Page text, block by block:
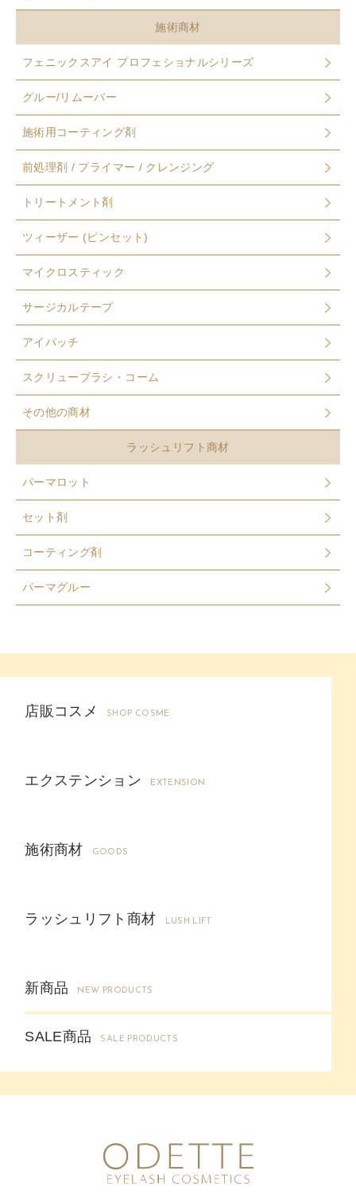
施術商材
フェニックスアイ プロフェショナルシリーズ
グルー/リムーバー
施術用コーティング剤
前処理剤 / プライマー / クレンジング
トリートメント剤
ツィーザー (ピンセット)
マイクロスティック
サージカルテープ
アイパッチ
スクリューブラシ・コーム
その他の商材
ラッシュリフト商材
パーマロット
セット剤
コーティング剤
パーマグルー
店販コスメ SHOP COSME
エクステンション EXTENSION
施術商材 GOODS
ラッシュリフト商材 LUSH LIFT
新商品 NEW PRODUCTS
SALE商品 SALE PRODUCTS